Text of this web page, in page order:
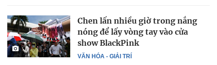
VĂN HÓA - GIẢI TRÍ
Chen lấn nhiều giờ trong nắng
nóng để lấy vòng tay vào cửa
show BlackPink